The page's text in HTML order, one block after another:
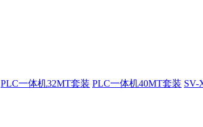
PLC一体机32MT套装 PLC一体机40MT套装 SV-